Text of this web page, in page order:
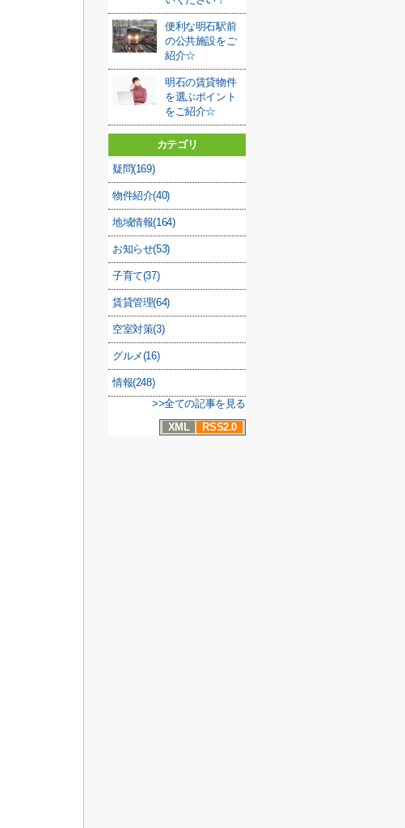
便利な明石駅前
の公共施設をご
紹介☆
明石の賃貸物件
を選ぶポイント
をご紹介☆
カテゴリ
疑問(169)
物件紹介(40)
地域情報(164)
お知らせ(53)
子育て(37)
賃貸管理(64)
空室対策(3)
グルメ(16)
情報(248)
>>全ての記事を見る
XML
RSS2.0